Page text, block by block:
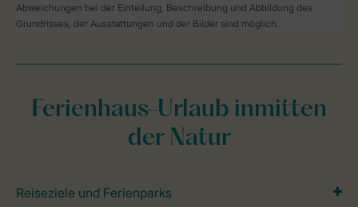
Abweichungen bei der Einteilung, Beschreibung und Abbildung des
Grundrisses, der Ausstattungen und der Bilder sind möglich.
Ferienhaus-Urlaub inmitten
der Natur
Reiseziele und Ferienparks